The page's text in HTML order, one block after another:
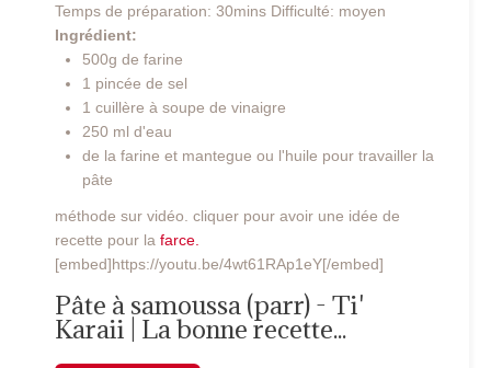
Temps de préparation: 30mins Difficulté: moyen
Ingrédient:
500g de farine
1 pincée de sel
1 cuillère à soupe de vinaigre
250 ml d'eau
de la farine et mantegue ou l'huile pour travailler la
pâte
méthode sur vidéo. cliquer pour avoir une idée de
recette pour la farce.
[embed]https://youtu.be/4wt61RAp1eY[/embed]
Pâte à samoussa (parr) - Ti'
Karaii | La bonne recette...